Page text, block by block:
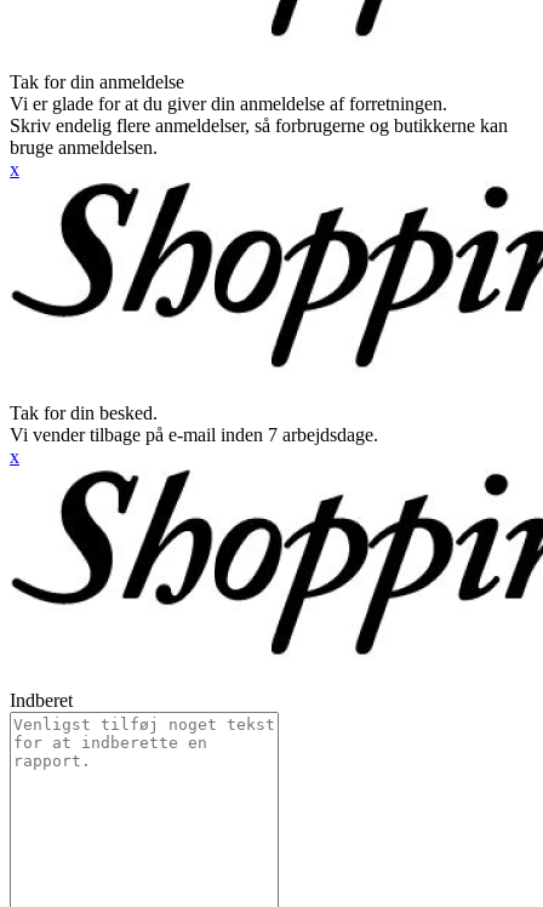
Tak for din anmeldelse
Vi er glade for at du giver din anmeldelse af forretningen.
Skriv endelig flere anmeldelser, så forbrugerne og butikkerne kan
bruge anmeldelsen.
x
Tak for din besked.
Vi vender tilbage på e-mail inden 7 arbejdsdage.
x
Indberet